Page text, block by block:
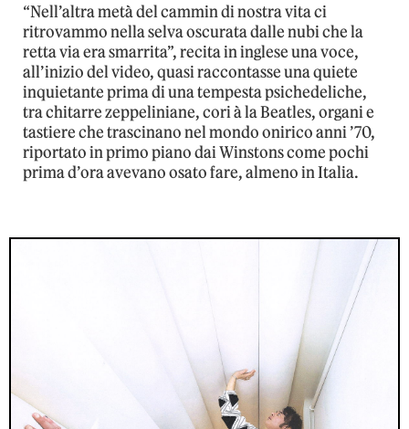
“Nell’altra metà del cammin di nostra vita ci
ritrovammo nella selva oscurata dalle nubi che la
retta via era smarrita”, recita in inglese una voce,
all’inizio del video, quasi raccontasse una quiete
inquietante prima di una tempesta psichedeliche,
tra chitarre zeppeliniane, cori à la Beatles, organi e
tastiere che trascinano nel mondo onirico anni ’70,
riportato in primo piano dai Winstons come pochi
prima d’ora avevano osato fare, almeno in Italia.